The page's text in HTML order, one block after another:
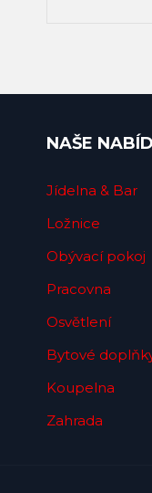
NAŠE
Jídelna & Bar
Ložnice
Obývací pokoj
Pracovna
Osvětlení
Bytové
Koupelna
Zahrada